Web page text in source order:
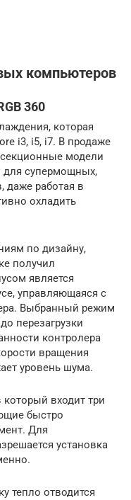
компьютеров
360
которая
i3, i5, i7. В продаже
модели
для супермощных,
даже работая в
охладить
по дизайну,
получил
является
управляющаяся с
Выбранный режим
перезагрузки
контролера
вращения
уровень шума.
входит три
быстро
Для
установка
тепло отводится